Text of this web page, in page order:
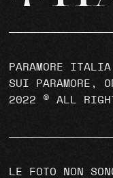
PARAMORE
SUI PARAMORE,
2022 © ALL
LE FOTO NON